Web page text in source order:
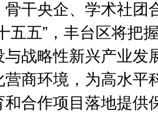
骨干央企、学术社团
五五”，丰台区将把
与战略性新兴产业发
商环境，为高水平
和合作项目落地提供